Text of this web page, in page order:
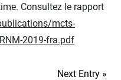
Consultez le rapport
mcts-
2019-fra.pdf
Next Entry »